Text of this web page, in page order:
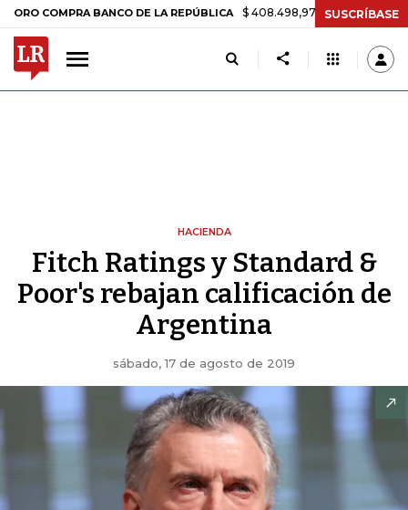
BANCO DE LA REPÚBLICA $ 408.498,97 +$ 8.753,81 +2,19%
SUSCRÍBASE
HACIENDA
Fitch Ratings y Standard &
Poor's rebajan calificación de
Argentina
sábado, 17 de agosto de 2019